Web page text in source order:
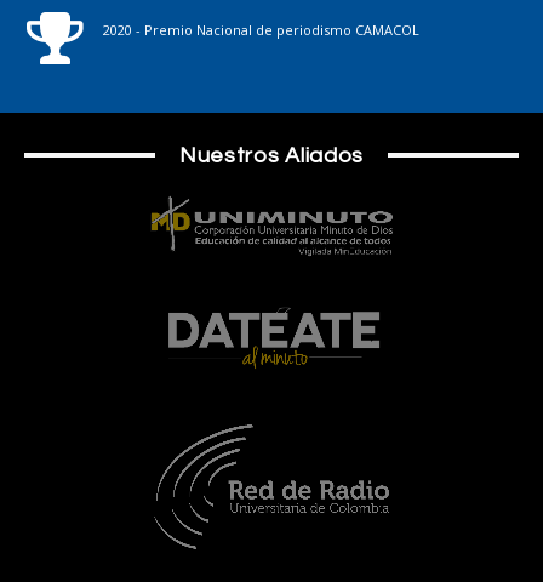
2020 - Premio Nacional de periodismo CAMACOL
Nuestros Aliados